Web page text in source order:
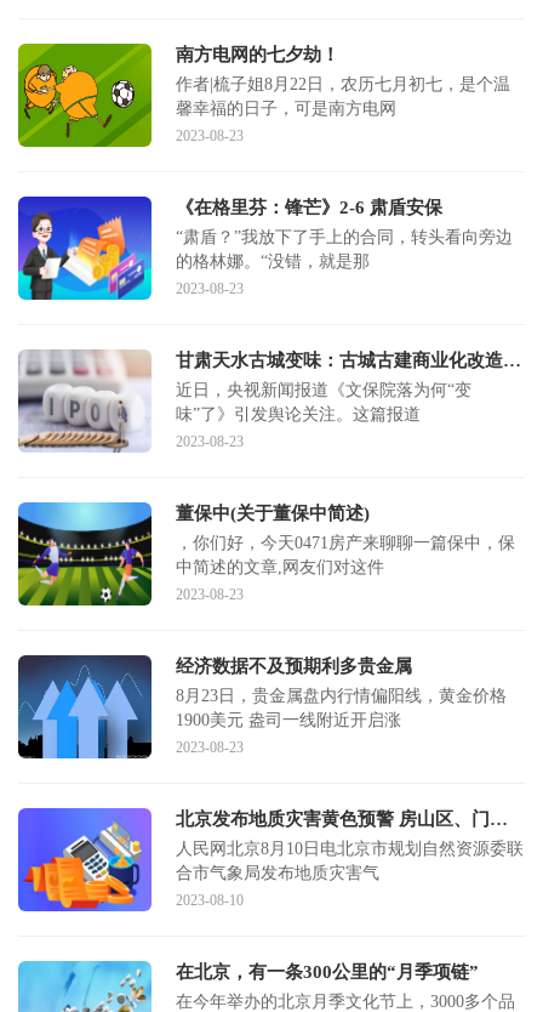
南方电网的七夕劫！
作者|梳子姐8月22日，农历七月初七，是个温
馨幸福的日子，可是南方电网
2023-08-23
《在格里芬：锋芒》2-6 肃盾安保
“肃盾？”我放下了手上的合同，转头看向旁边
的格林娜。“没错，就是那
2023-08-23
甘肃天水古城变味：古城古建商业化改造当适度、合理丨快评
近日，央视新闻报道《文保院落为何“变
味”了》引发舆论关注。这篇报道
2023-08-23
董保中(关于董保中简述)
，你们好，今天0471房产来聊聊一篇保中，保
中简述的文章,网友们对这件
2023-08-23
经济数据不及预期利多贵金属
8月23日，贵金属盘内行情偏阳线，黄金价格
1900美元 盎司一线附近开启涨
2023-08-23
北京发布地质灾害黄色预警 房山区、门头沟区、昌平区发生地质灾害风险较高
人民网北京8月10日电北京市规划自然资源委联
合市气象局发布地质灾害气
2023-08-10
在北京，有一条300公里的“月季项链”
在今年举办的北京月季文化节上，3000多个品